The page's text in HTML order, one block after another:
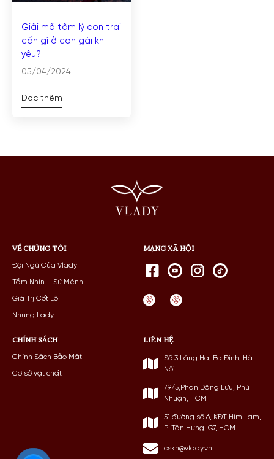
Giải mã tâm lý con trai
cần gì ở con gái khi
yêu?
05/04/2024
Đọc thêm
VỀ CHÚNG TÔI
Đội Ngũ Của Vlady
Tầm Nhìn – Sứ Mệnh
Giá Trị Cốt Lõi
Nhung Lady
CHÍNH SÁCH
Chính Sách Bảo Mật
Cơ sở vật chất
LIÊN HỆ
Số 3 Láng Hạ, Ba Đình, Hà
Nội
79/5,Phan Đăng Lưu, Phú
Nhuận, HCM
51 đường số 6, KĐT Him Lam,
P. Tân Hưng, Q7, HCM
cskh@vlady.vn
MẠNG XÃ HỘI